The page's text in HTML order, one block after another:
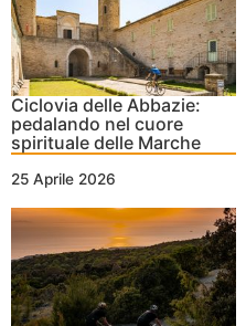
Ciclovia delle Abbazie:
pedalando nel cuore
spirituale delle Marche
25 Aprile 2026